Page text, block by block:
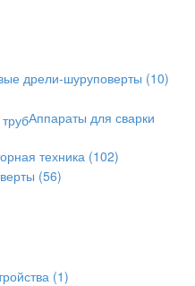
дрели-шуруповерты (10)
Аппараты для сварки
техника (102)
(56)
(1)